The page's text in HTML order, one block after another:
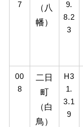
7
（八
幡）
9.
8.2
3
00
8
二日
町
（白
鳥）
H3
1.
3.1
9